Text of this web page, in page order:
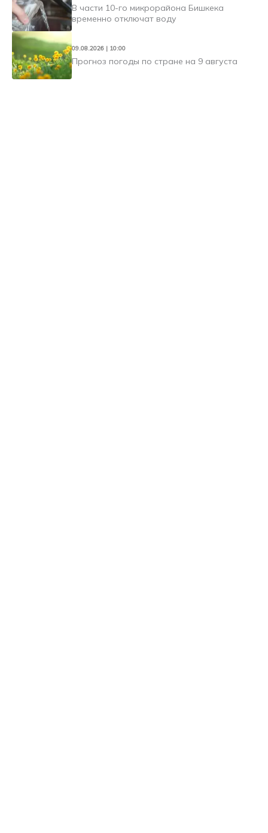
В части 10-го микрорайона Бишкека
временно отключат воду
09.08.2026 | 10:00
Прогноз погоды по стране на 9 августа